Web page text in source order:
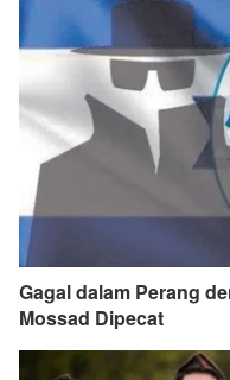
Gagal dalam Perang
Mossad Dipecat